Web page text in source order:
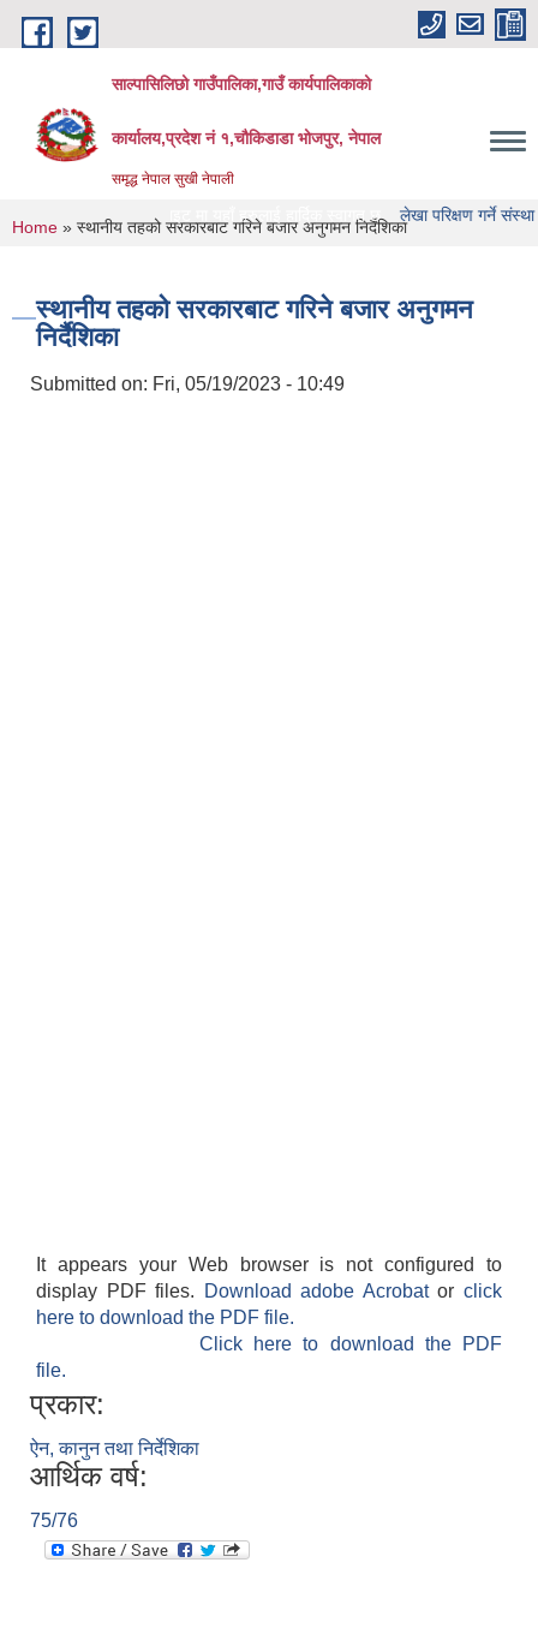
Skip to main content
साल्पासिलिछो गाउँपालिका,गाउँ कार्यपालिकाको
कार्यालय,प्रदेश नं १,चौकिडाडा भोजपुर, नेपाल
समृद्ध नेपाल सुखी नेपाली
को वेभसाइट मा यहाँ हरुलाई हार्दिक स्वागत छ लेखा परिक्षण गर्ने संस्था हरु को
You are here
Home » स्थानीय तहको सरकारबाट गरिने बजार अनुगमन निर्दैशिका
स्थानीय तहको सरकारबाट गरिने बजार अनुगमन
निर्दैशिका
Submitted on: Fri, 05/19/2023 - 10:49
It appears your Web browser is not configured to
display PDF files.
Download adobe Acrobatorclick
here to download the PDF file.
Click here to download the PDF
file.
प्रकार:
ऐन, कानुन तथा निर्देशिका
आर्थिक वर्ष:
75/76